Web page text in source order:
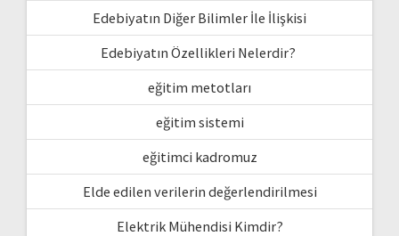
Edebiyatın Diğer Bilimler İle İlişkisi
Edebiyatın Özellikleri Nelerdir?
eğitim metotları
eğitim sistemi
eğitimci kadromuz
Elde edilen verilerin değerlendirilmesi
Elektrik Mühendisi Kimdir?